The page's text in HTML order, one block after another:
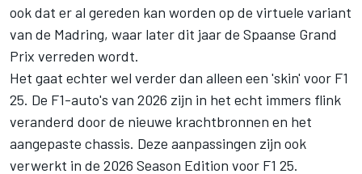
ook dat er al gereden kan worden op de virtuele variant
van de Madring, waar later dit jaar de Spaanse Grand
Prix verreden wordt.
Het gaat echter wel verder dan alleen een 'skin' voor F1
25. De F1-auto's van 2026 zijn in het echt immers flink
veranderd door de nieuwe krachtbronnen en het
aangepaste chassis. Deze aanpassingen zijn ook
verwerkt in de 2026 Season Edition voor F1 25.